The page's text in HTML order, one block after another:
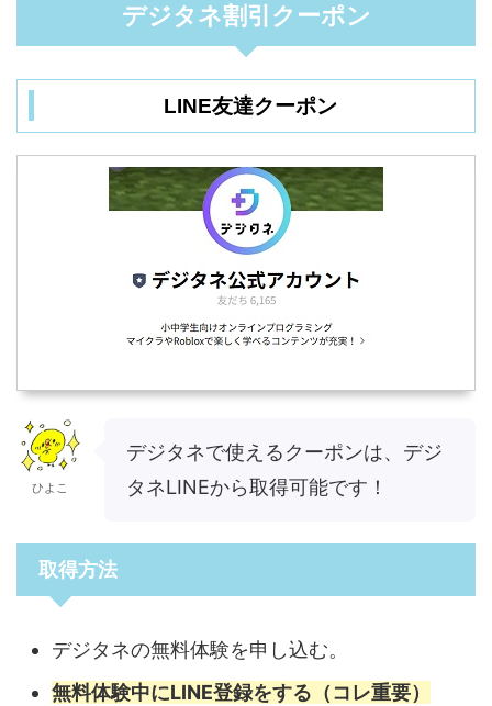
デジタネ割引クーポン
LINE友達クーポン
ひよこ
デジタネで使えるクーポンは、デジ
タネLINEから取得可能です！
取得方法
デジタネの無料体験を申し込む。
無料体験中にLINE登録をする（コレ重要）